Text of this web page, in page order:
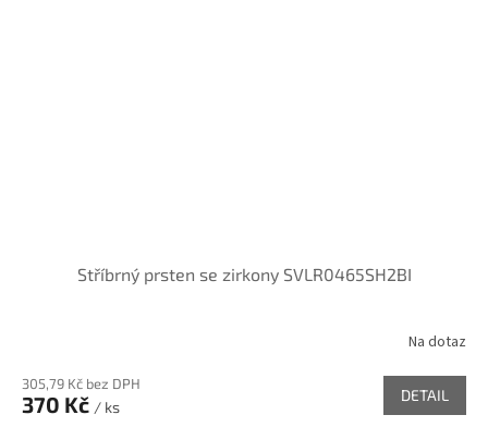
Stříbrný prsten se zirkony SVLR0465SH2BI
Na dotaz
305,79 Kč bez DPH
370 Kč / ks
DETAIL